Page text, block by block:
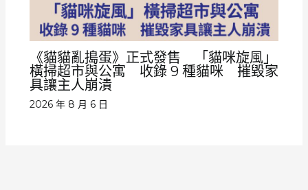
《貓貓亂搗蛋》正式發售 「貓咪旋風」
橫掃超市與公寓 收錄 9 種貓咪 摧毀家
具讓主人崩潰
2026 年 8 月 6 日